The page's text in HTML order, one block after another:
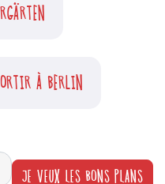
À BERLIN
JE VEUX LES BONS PLANS